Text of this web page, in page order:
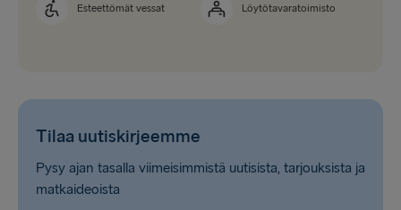
Esteettömät vessat Löytötavaratoimisto
Tilaa uutiskirjeemme
Pysy ajan tasalla viimeisimmistä uutisista, tarjouksista ja
matkaideoista